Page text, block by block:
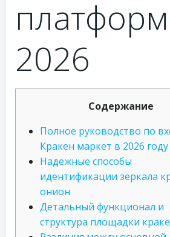
2026
Содержание
Полное руководство по
Кракен маркет в 2026 году
Надежные способы
идентификации зеркала
онион
Детальный функционал и
структура площадки